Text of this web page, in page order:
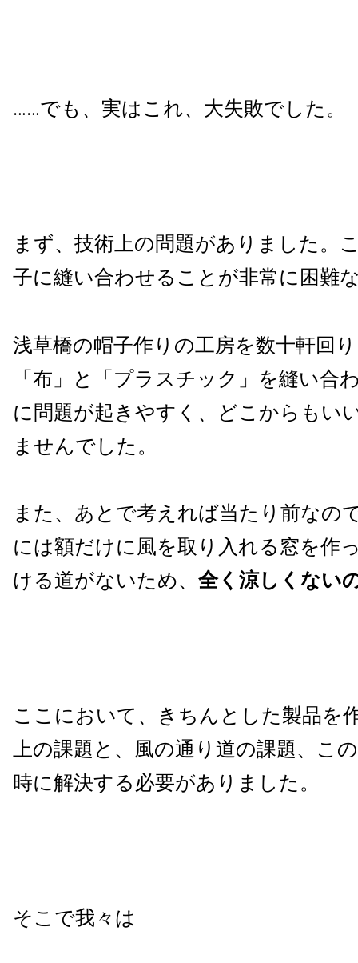
……でも、実はこれ、大失敗でした。
まず、技術上の問題がありました。
子に縫い合わせることが非常に困難
浅草橋の帽子作りの工房を数十軒回
「布」と「プラスチック」を縫い合
に問題が起きやすく、どこからもい
ませんでした。
また、あとで考えれば当たり前なの
には額だけに風を取り入れる窓を作
ける道がないため、 全く涼しくない
ここにおいて、きちんとした製品を
上の課題と、風の通り道の課題、こ
時に解決する必要がありました。
そこで我々は